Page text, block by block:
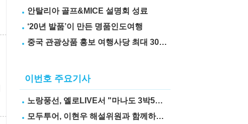
안탈리아 골프&MICE 설명회 성료
‘20년 발품’이 만든 명품인도여행
중국 관광상품 홍보 여행사당 최대 300만 원 지원
이번호 주요기사
노랑풍선, 옐로LIVE서 "마나도 3박5일" 상품 선보여
모두투어, 이현우 해설위원과 함께하는 "MLB 직관 컨셉투어" 출시